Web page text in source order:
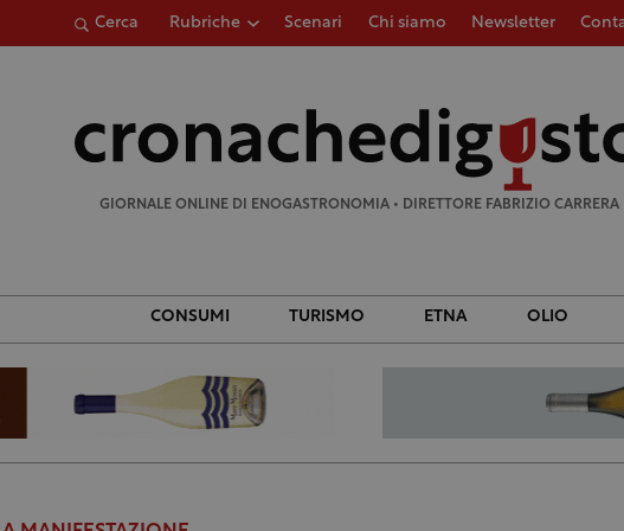
Cerca Rubriche Scenari Chi siamo Newsletter
GIORNALE ONLINE DI ENOGASTRONOMIA • DIRETTORE FABRIZIO CARRERA
CONSUMI TURISMO ETNA OLIO